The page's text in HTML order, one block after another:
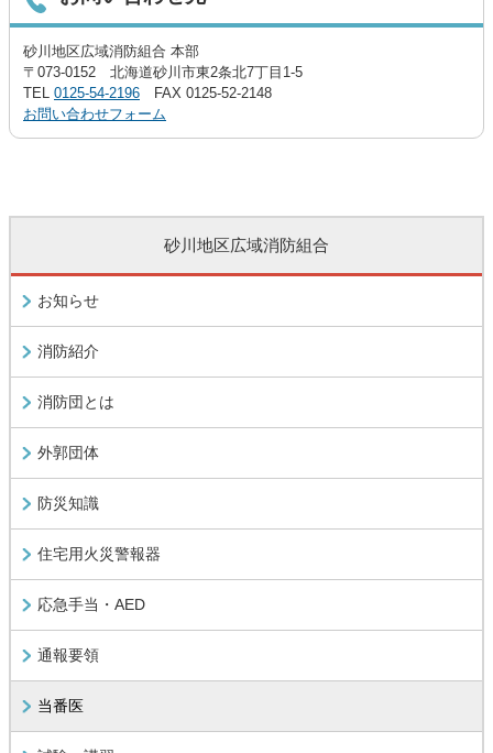
砂川地区広域消防組合 本部
〒073-0152 北海道砂川市東2条北7丁目1-5
TEL 0125-54-2196 FAX 0125-52-2148
お問い合わせフォーム
砂川地区広域消防組合
お知らせ
消防紹介
消防団とは
外郭団体
防災知識
住宅用火災警報器
応急手当・AED
通報要領
当番医